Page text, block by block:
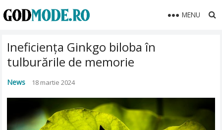
MENU
Ineficiența Ginkgo biloba în
tulburările de memorie
News 18 martie 2024